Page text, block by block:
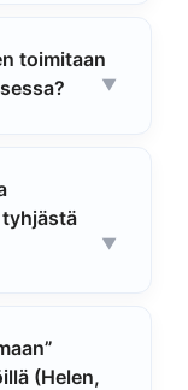
toimitaan
(Helen,